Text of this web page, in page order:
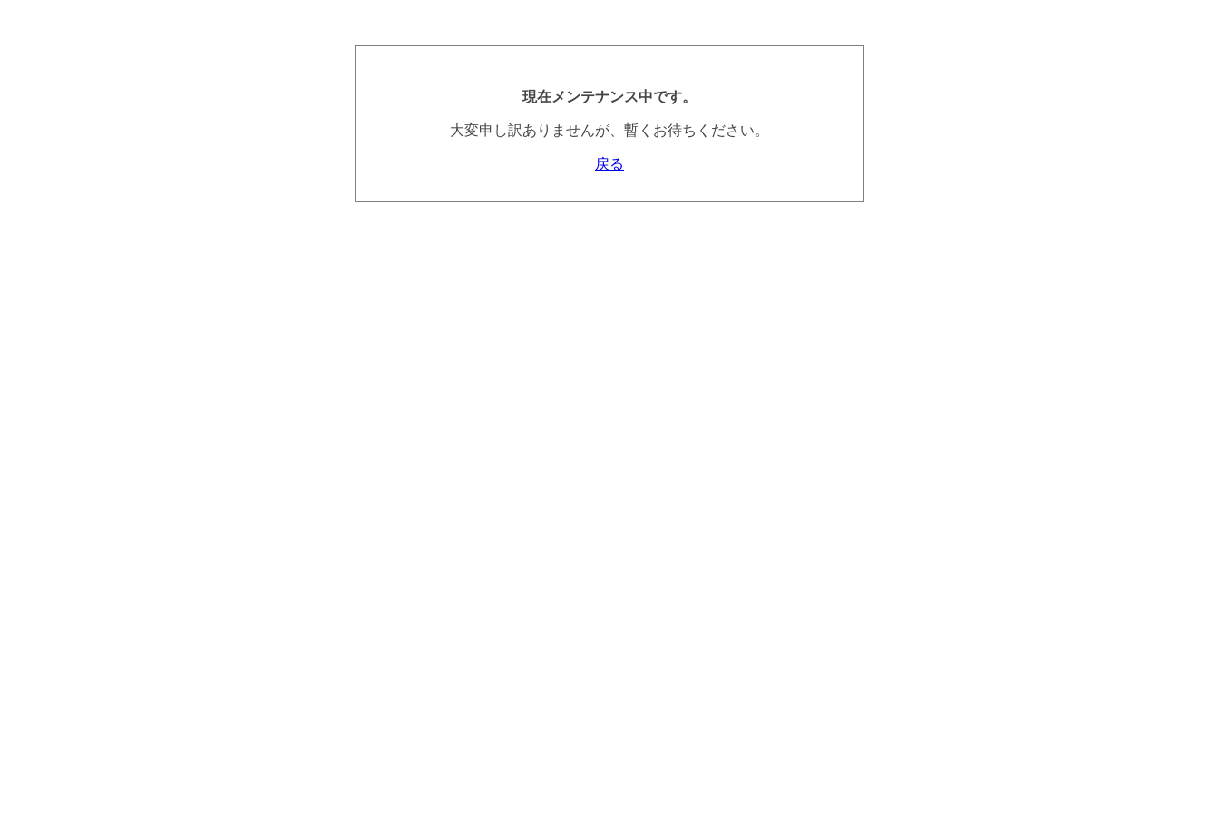
現在メンテナンス中です。
大変申し訳ありませんが、暫くお待ちください。
戻る